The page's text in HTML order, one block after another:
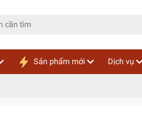
Sản phẩm mới Dịch vụ